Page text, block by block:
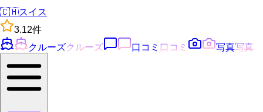
🇨🇭スイス
3.12件
クルーズクルーズ 口コミ 口コミ 写真写真